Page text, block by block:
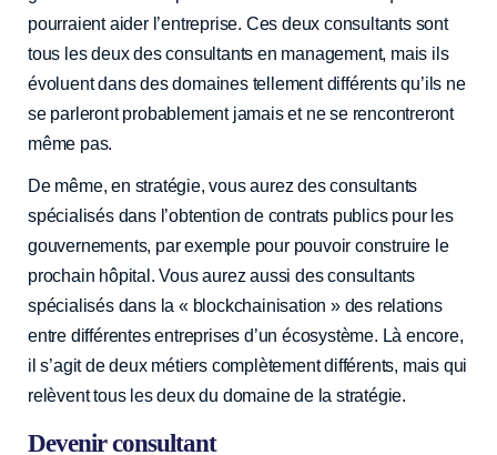
pourraient aider l’entreprise. Ces deux consultants sont
tous les deux des consultants en management, mais ils
évoluent dans des domaines tellement différents qu’ils ne
se parleront probablement jamais et ne se rencontreront
même pas.
De même, en stratégie, vous aurez des consultants
spécialisés dans l’obtention de contrats publics pour les
gouvernements, par exemple pour pouvoir construire le
prochain hôpital. Vous aurez aussi des consultants
spécialisés dans la « blockchainisation » des relations
entre différentes entreprises d’un écosystème. Là encore,
il s’agit de deux métiers complètement différents, mais qui
relèvent tous les deux du domaine de la stratégie.
Devenir consultant